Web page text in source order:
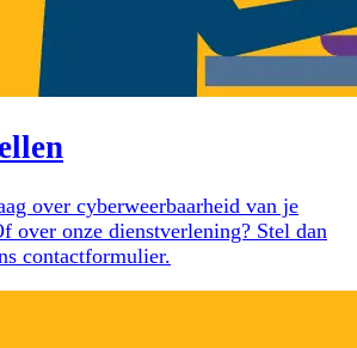
over cyberweerbaarheid van je
over onze dienstverlening? Stel dan
contactformulier.